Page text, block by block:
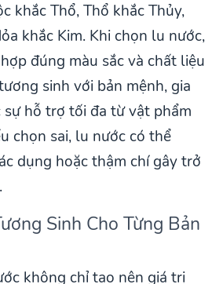
khắc Thổ, Thổ khắc Thủy,
khắc Kim. Khi chọn lu nước,
đúng màu sắc và chất liệu
sinh với bản mệnh, gia
sự hỗ trợ tối đa từ vật phẩm
chọn sai, lu nước có thể
dụng hoặc thậm chí gây trở
Sinh Cho Từng Bản
không chỉ tạo nên giá trị